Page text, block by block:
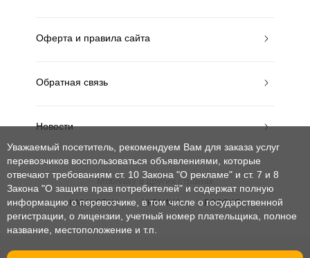
Оферта и правила сайта
Обратная связь
Новости
MobiWay в других странах
КАЗАХСТАН УКРАИНА РОССИЯ
Уважаемый посетитель, рекомендуем Вам для заказа услуг
перевозчиков воспользоваться объявлениями, которые
отвечают требованиям ст. 10 Закона "О рекламе" и ст. 7 и 8
Закона "О защите прав потребителей" и содержат полную
информацию о перевозчике, в том числе о государственной
регистрации, о лицензии, учетный номер плательщика, полное
название, местоположение и т.п.